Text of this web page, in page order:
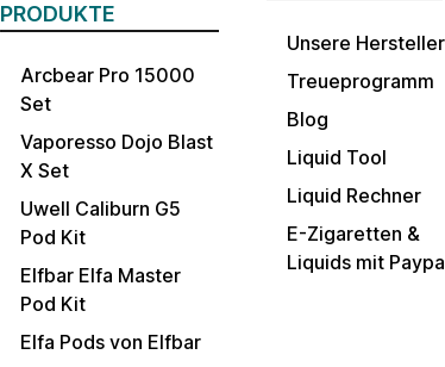
PRODUKTE
Arcbear Pro 15000
Set
Vaporesso Dojo Blast
X Set
Uwell Caliburn G5
Pod Kit
Elfbar Elfa Master
Pod Kit
Elfa Pods von Elfbar
Unsere Hersteller
Treueprogramm
Blog
Liquid Tool
Liquid Rechner
E-Zigaretten &
Liquids mit